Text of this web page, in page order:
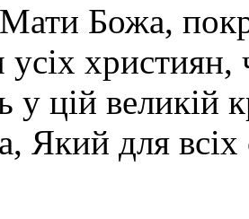
Божа,
християн,
у цій великій
Який для